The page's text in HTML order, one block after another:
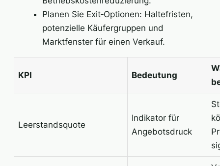
Planen Sie Exit‑Optionen: Haltefristen,
potenzielle Käufergruppen und
Marktfenster für einen Verkauf.
KPI Bedeutung
Leerstandsquote
Indikator für
Angebotsdruck